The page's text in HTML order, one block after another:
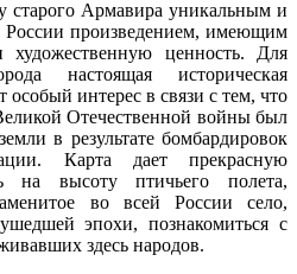
старого Армавира уникальным и
произведением, имеющим
ценность. Для
настоящая историческая
особый интерес в связи с тем, что
Отечественной войны был
в результате бомбардировок
Карта дает прекрасную
на высоту птичьего полета,
во всей России село,
эпохи, познакомиться с
здесь народов.